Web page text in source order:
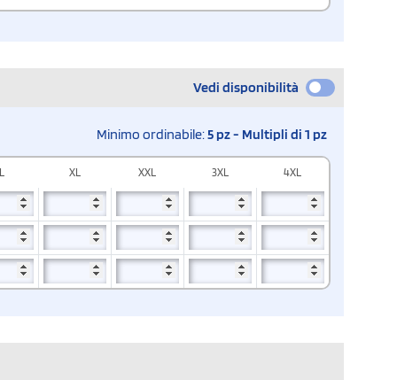
Vedi disponibilità
Minimo ordinabile:5 pz - Multipli di 1 pz
L XL XXL 3XL 4XL